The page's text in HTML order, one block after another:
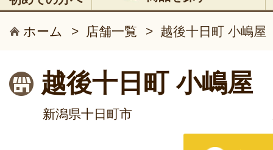
ホーム > 店舗一覧 > 越後十日町 小嶋屋
越後十日町 小嶋屋
新潟県十日町市